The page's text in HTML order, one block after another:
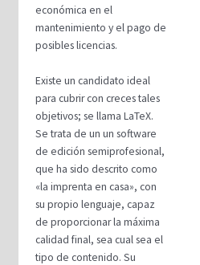
económica en el
mantenimiento y el pago de
posibles licencias.
Existe un candidato ideal
para cubrir con creces tales
objetivos; se llama LaTeX.
Se trata de un un software
de edición semiprofesional,
que ha sido descrito como
«la imprenta en casa», con
su propio lenguaje, capaz
de proporcionar la máxima
calidad final, sea cual sea el
tipo de contenido. Su